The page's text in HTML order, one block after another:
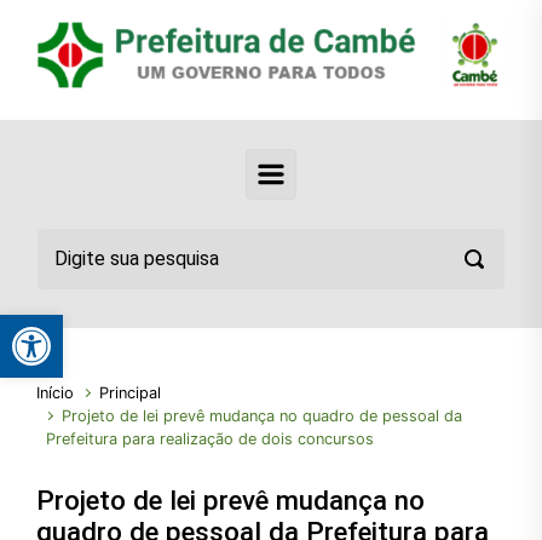
Início
Principal
Projeto de lei prevê mudança no quadro de pessoal da
Prefeitura para realização de dois concursos
Projeto de lei prevê mudança no
quadro de pessoal da Prefeitura para
Abrir a barra de ferramentas